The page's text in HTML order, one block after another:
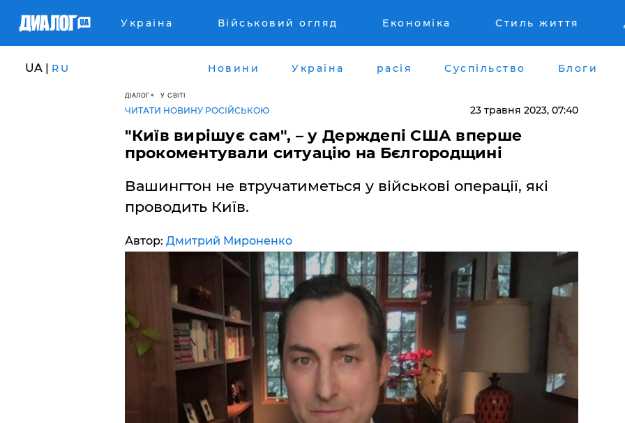
Україна Військовий огляд Економіка Стиль життя
UA | RU Новини Україна расія Суспільство Блоги
ДІАЛОГ У СВІТІ
ЧИТАТИ НОВИНУ РОСІЙСЬКОЮ 23 травня 2023, 07:40
"Київ вирішує сам", – у Держдепі США вперше
прокоментували ситуацію на Бєлгородщині
Вашингтон не втручатиметься у військові операції, які
проводить Київ.
Автор: Дмитрий Мироненко